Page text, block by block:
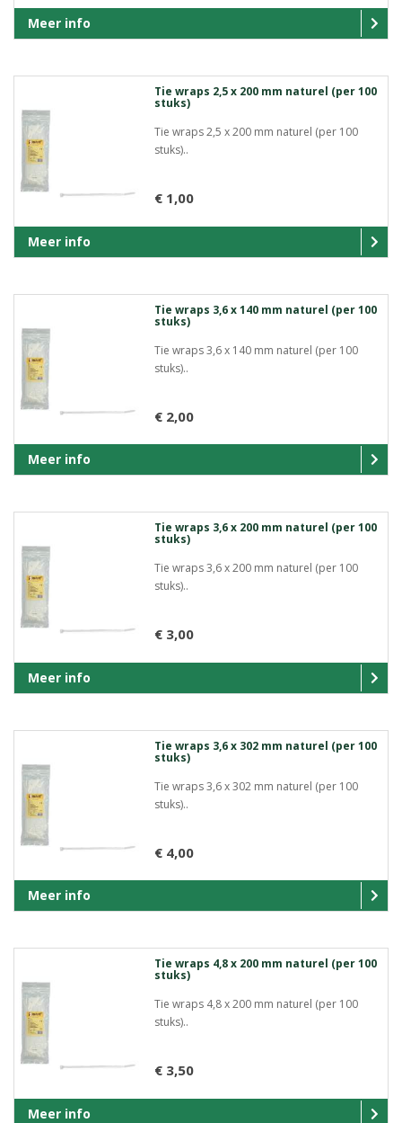
Meer info
Tie wraps 2,5 x 200 mm naturel (per 100
stuks)
Tie wraps 2,5 x 200 mm naturel (per 100
stuks)..
€ 1,00
Meer info
Tie wraps 3,6 x 140 mm naturel (per 100
stuks)
Tie wraps 3,6 x 140 mm naturel (per 100
stuks)..
€ 2,00
Meer info
Tie wraps 3,6 x 200 mm naturel (per 100
stuks)
Tie wraps 3,6 x 200 mm naturel (per 100
stuks)..
€ 3,00
Meer info
Tie wraps 3,6 x 302 mm naturel (per 100
stuks)
Tie wraps 3,6 x 302 mm naturel (per 100
stuks)..
€ 4,00
Meer info
Tie wraps 4,8 x 200 mm naturel (per 100
stuks)
Tie wraps 4,8 x 200 mm naturel (per 100
stuks)..
€ 3,50
Meer info